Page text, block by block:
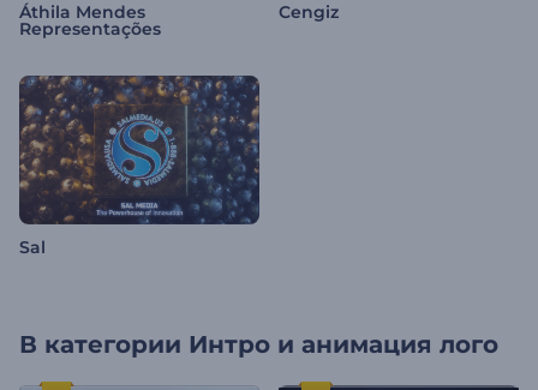
Áthila Mendes
Representações
Cengiz
Sal
В категории Интро и анимация лого